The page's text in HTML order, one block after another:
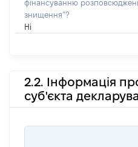
фінансуванню
знищення”?
Ні
2.2. Інформація
суб'єкта